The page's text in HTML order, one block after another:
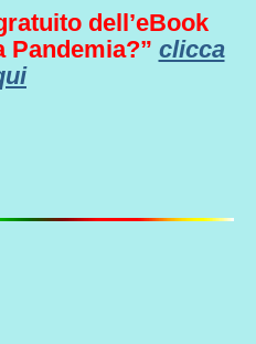
dell’eBook
Pandemia?” clicca